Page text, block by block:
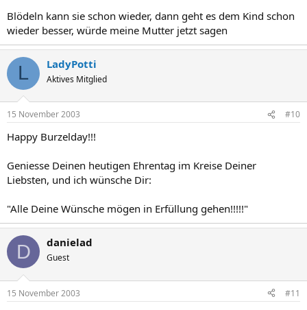
Blödeln kann sie schon wieder, dann geht es dem Kind schon
wieder besser, würde meine Mutter jetzt sagen
L LadyPotti
Aktives Mitglied
15 November 2003 #10
Happy Burzelday!!!
Geniesse Deinen heutigen Ehrentag im Kreise Deiner
Liebsten, und ich wünsche Dir:
"Alle Deine Wünsche mögen in Erfüllung gehen!!!!!"
D danielad
Guest
15 November 2003 #11